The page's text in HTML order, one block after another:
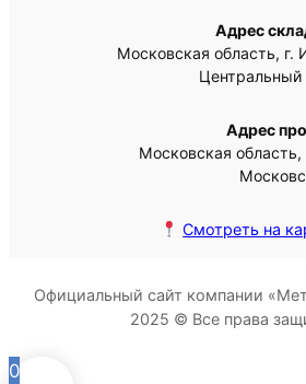
Адрес
Московская область, г.
Адрес
Московская
Смотреть на
Официальный сайт компании
2025 © Все права
0